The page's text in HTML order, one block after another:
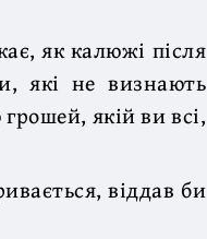
як калюжі після
які не визнають
якій ви всі,
віддав би